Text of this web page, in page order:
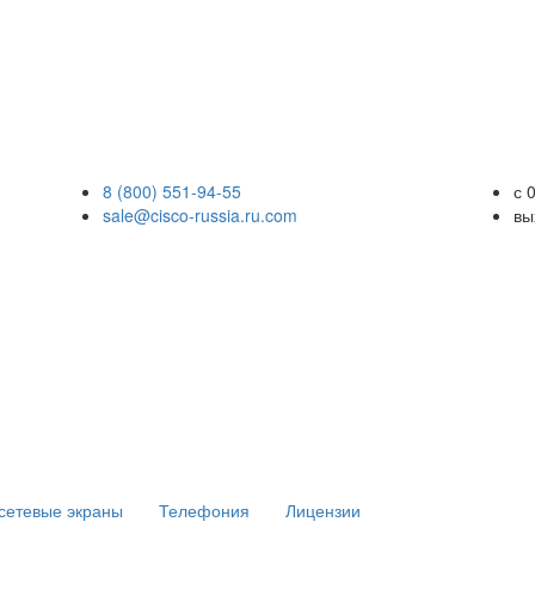
8 (800) 551-94-55
sale@cisco-russia.ru.com
с
экраны Телефония Лицензии